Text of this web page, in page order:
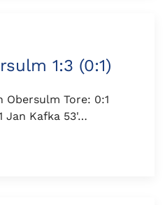
1:3 (0:1)
Obersulm Tore: 0:1
Jan Kafka 53'…